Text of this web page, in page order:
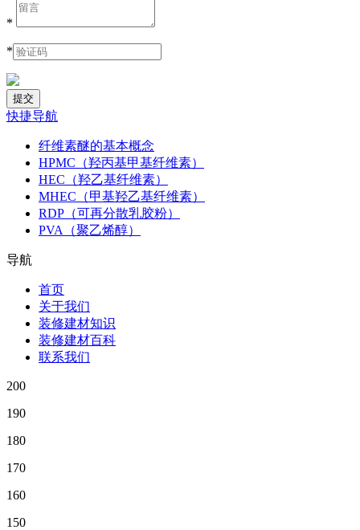
*
*
快捷导航
纤维素醚的基本概念
HPMC（羟丙基甲基纤维素）
HEC（羟乙基纤维素）
MHEC（甲基羟乙基纤维素）
RDP（可再分散乳胶粉）
PVA（聚乙烯醇）
导航
首页
关于我们
装修建材知识
装修建材百科
联系我们
200
190
180
170
160
150